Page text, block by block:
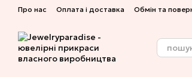
Перейти до основного контенту
Про нас Оплата і доставка Обмін та